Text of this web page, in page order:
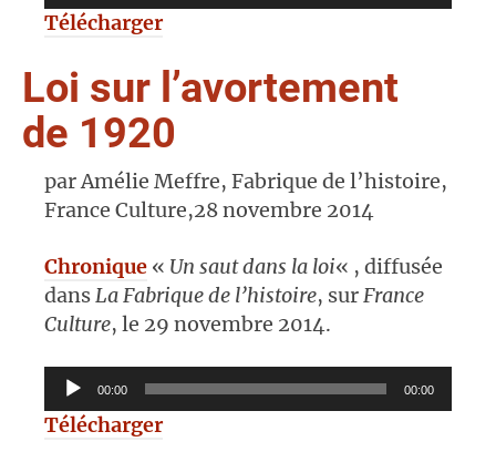
audio
Télécharger
Loi sur l’avortement
de 1920
par Amélie Meffre, Fabrique de l’histoire,
France Culture,28 novembre 2014
Chronique « Un saut dans la loi« , diffusée
dansLa Fabrique de l’histoire, surFrance
Culture, le 29 novembre 2014.
Lecteur
audio
00:00 00:00
Télécharger